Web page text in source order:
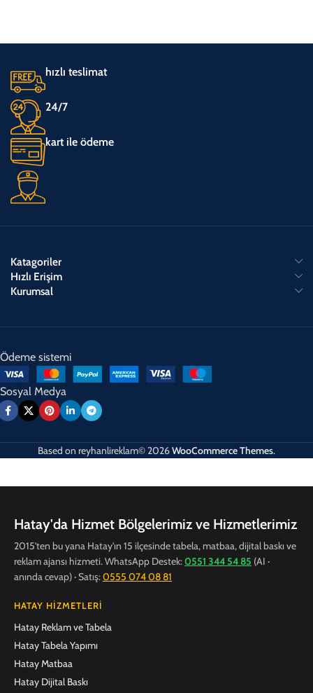
hızlı teslimat
24/7
kart ile ödeme
Katagoriler
Hızlı Erişim
Kurumsal
Ödeme sistemi
Sosyal Medya
Based on reyhanlireklam© 2026WooCommerce Themes.
Hatay'da Hizmet Bölgelerimiz ve Hizmetlerimiz
2015'ten bu yana Hatay'ın 15 ilçesinde tabela, matbaa, dijital baskı ve
reklam ajansı hizmeti. WhatsApp Destek:0551 344 54 85 (AI ·
anında cevap) · Satış:0555 074 08 81
HATAY HIZMETLERI
Hatay Reklam ve Tabela
Hatay Tabela Yapımı
Hatay Matbaa
Hatay Dijital Baskı